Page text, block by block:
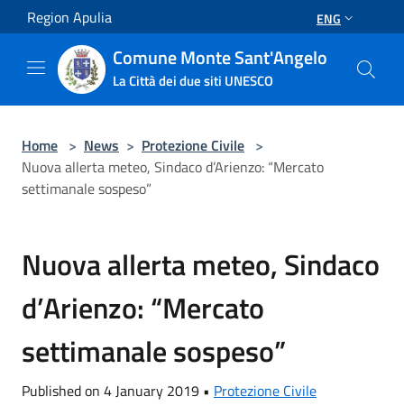
Salta al contenuto principale
Region Apulia ENG
Comune Monte Sant'Angelo
La Città dei due siti UNESCO
Home > News > Protezione Civile >
Nuova allerta meteo, Sindaco d’Arienzo: “Mercato
settimanale sospeso”
Nuova allerta meteo, Sindaco
d’Arienzo: “Mercato
settimanale sospeso”
Published on 4 January 2019 • Protezione Civile